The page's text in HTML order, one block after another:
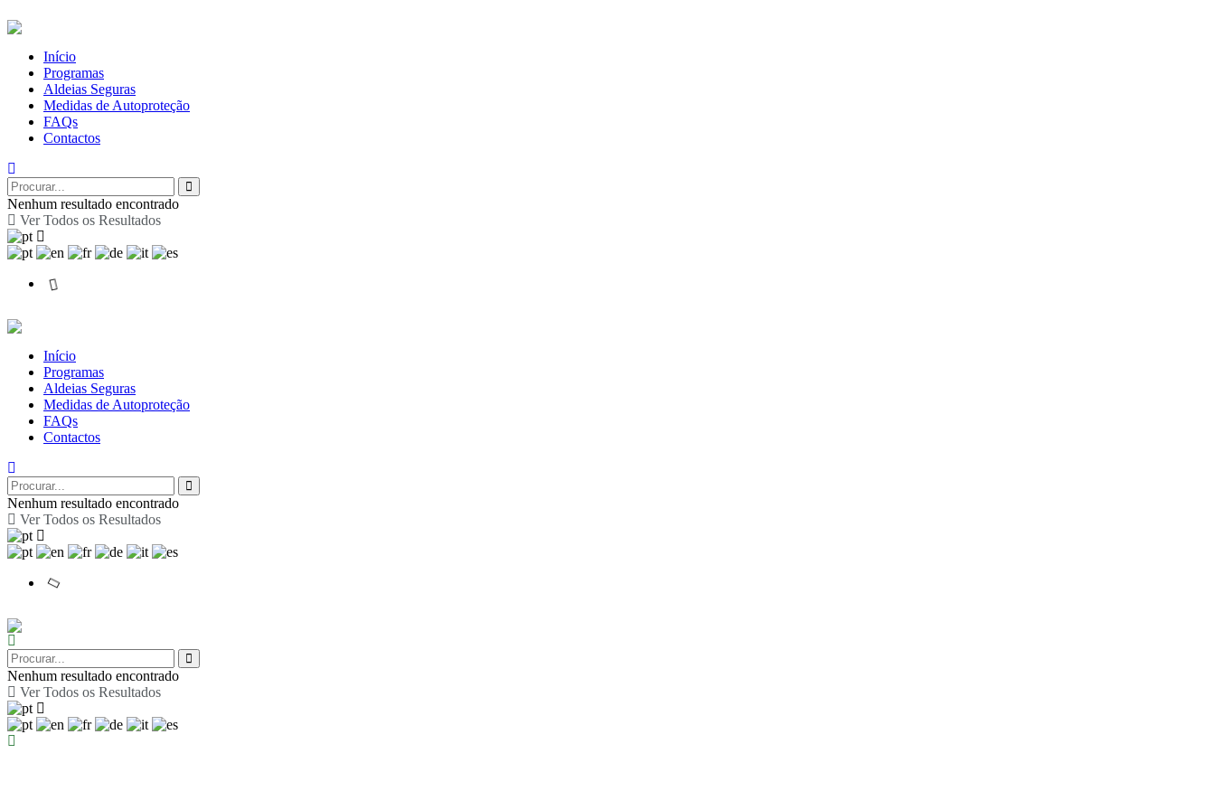
Início
Programas
Aldeias Seguras
Medidas de Autoproteção
FAQs
Contactos
Nenhum resultado encontrado
Ver Todos os Resultados
Início
Programas
Aldeias Seguras
Medidas de Autoproteção
FAQs
Contactos
Nenhum resultado encontrado
Ver Todos os Resultados
Nenhum resultado encontrado
Ver Todos os Resultados